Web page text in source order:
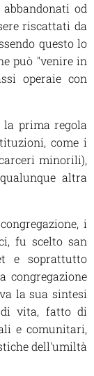
od
riscattati da
questo lo
può "venire in
operaie con
la prima regola
come i
minorili),
altra
i
fu scelto san
e soprattutto
congregazione
la sua sintesi
vita, fatto di
e comunitari,
dell'umiltà